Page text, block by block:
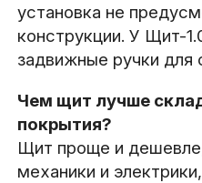
установка не
конструкции. У Щит-
задвижные ручки для
Чем щит лучше
покрытия?
Щит проще и
механики и